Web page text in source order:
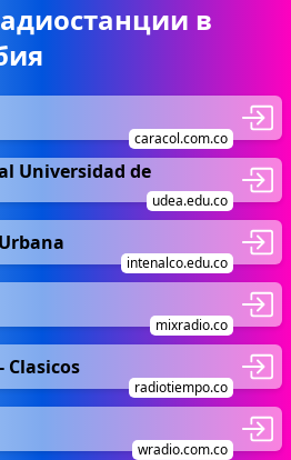
в
caracol.com.co
Universidad de
udea.edu.co
intenalco.edu.co
mixradio.co
Clasicos
radiotiempo.co
wradio.com.co